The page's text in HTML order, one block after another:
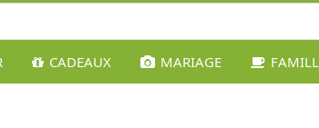
CADEAUX MARIAGE